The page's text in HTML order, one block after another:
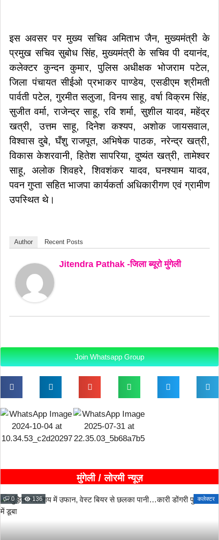
इस अवसर पर मुख्य सचिव अमिताभ जैन, मुख्यमंत्री के
प्रमुख सचिव सुबोध सिंह, मुख्यमंत्री के सचिव पी दयानंद,
कलेक्टर कुन्दन कुमार, पुलिस अधीक्षक भोजराम पटेल,
जिला पंचायत सीईओ प्रभाकर पाण्डेय, एसडीएम श्रीमती
पार्वती पटेल, गुरमीत सलुजा, विनय साहू, वर्षा विक्रम सिंह,
सुजीत वर्मा, राजेन्द्र साहू, रवि शर्मा, सुशील यादव, महेंद्र
खत्री, उत्तम साहू, दिनेश कश्यप, अशोक जायसवाल,
विश्वास दुबे, घँशु राजपूत, अभिषेक पाठक, नरेन्द्र खत्री,
विकास केशरवानी, हितेश सापरिया, दुष्यंत खत्री, तामेश्वर
साहू, अलोक शिवहरे, शिवशंकर यादव, घनश्याम यादव,
पवन गुप्ता सहित भाजपा कार्यकर्ता अधिकारीगण एवं ग्रामीण
उपस्थित थे।
Author Recent Posts
Jitendra Pathak -जिला ब्यूरो मुंगेली
Join Whatsapp Group
मुंगेली / लोरमी न्यूज़
0 136 कलेक्टर